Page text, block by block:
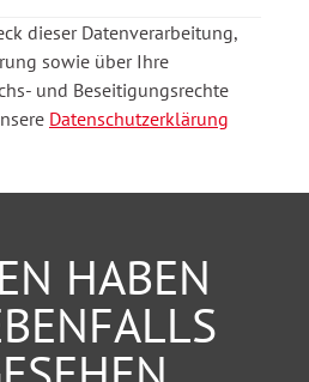
im Wettbewerb um
durch
(SEO) und
zur Kandidatenauswahl
und regionale
mit KI-Unterstützung
dieser Datenverarbeitung,
sowie über Ihre
und Beseitigungsrechte
Datenschutzerklärung
HABEN